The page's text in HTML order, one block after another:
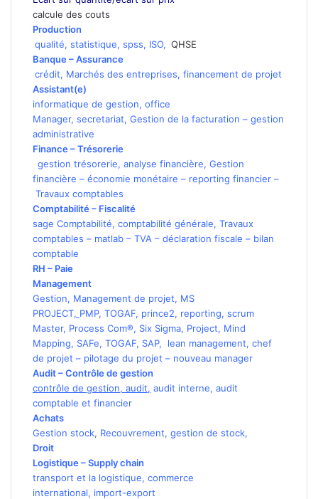
calcule des couts
Production
qualité, statistique, spss, ISO, QHSE
Banque–Assurance
crédit, Marchés des entreprises, financement de projet
Assistant(e)
informatique de gestion, office
Manager, secretariat, Gestion de la facturation – gestion
administrative
Finance – Trésorerie
gestion trésorerie, analyse financière, Gestion
financière – économie monétaire – reporting financier –
Travaux comptables
Comptabilité– Fiscalité
sage Comptabilité, comptabilité générale, Travaux
comptables – matlab – TVA – déclaration fiscale – bilan
comptable
RH – Paie
Management
Gestion, Management de projet, MS
PROJECT, PMP, TOGAF, prince2, reporting, scrum
Master, Process Com®, Six Sigma, Project, Mind
Mapping, SAFe, TOGAF, SAP, lean management, chef
de projet – pilotage du projet – nouveau manager
Audit – Contrôle de gestion
contrôle de gestion, audit, audit interne, audit
comptable et financier
Achats
Gestion stock, Recouvrement, gestion de stock,
Droit
Logistique–Supply chain
transport et la logistique, commerce
international, import-export